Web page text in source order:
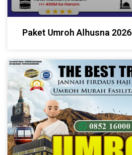
Paket Umroh Alhusna 2026